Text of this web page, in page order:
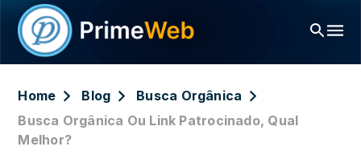
Home Blog
Busca Orgânica
Busca Orgânica Ou Link Patrocinado, Qual
Melhor?